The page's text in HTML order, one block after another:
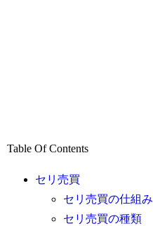
Table Of Contents
セリ売買
セリ売買の仕組み
セリ売買の種類